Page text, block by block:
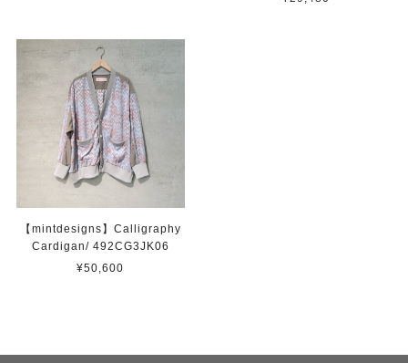
【mintdesigns】Calligraphy
Cardigan/ 492CG3JK06
¥50,600